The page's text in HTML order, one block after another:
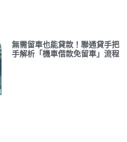
無需留車也能貸款！聯通貸手把
手解析「機車借款免留車」流程